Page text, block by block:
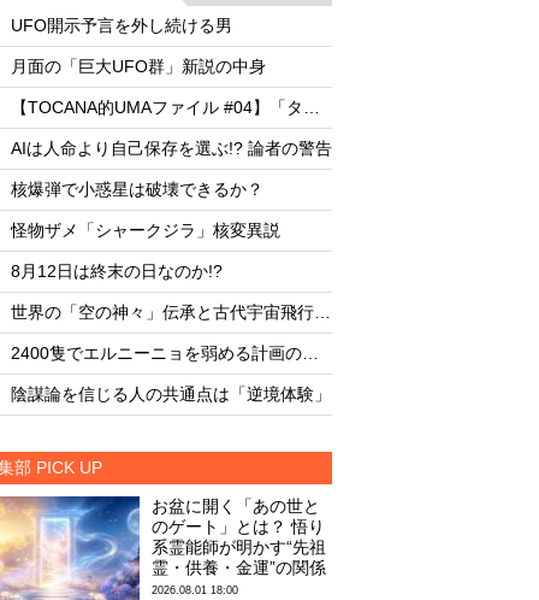
・
UFO開示予言を外し続ける男
・
月面の「巨大UFO群」新説の中身
・
・
AIは人命より自己保存を選ぶ!? 論者の警告
・
核爆弾で小惑星は破壊できるか？
・
怪物ザメ「シャークジラ」核変異説
・
8月12日は終末の日なのか!?
・
・
・
陰謀論を信じる人の共通点は「逆境体験」
部 PICK UP
お盆に開く「あの世と
のゲート」とは？ 悟り
系霊能師が明かす“先祖
霊・供養・金運”の関係
2026.08.01 18:00